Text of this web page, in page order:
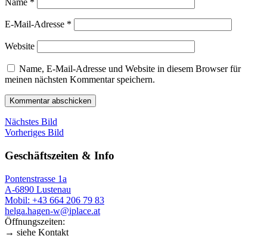
Name *
E-Mail-Adresse *
Website
Name, E-Mail-Adresse und Website in diesem Browser für
meinen nächsten Kommentar speichern.
Nächstes Bild
Vorheriges Bild
Geschäftszeiten & Info
Pontenstrasse 1a
A-6890 Lustenau
Mobil: +43 664 206 79 83
helga.hagen-w@iplace.at
Öffnungszeiten:
→ siehe Kontakt